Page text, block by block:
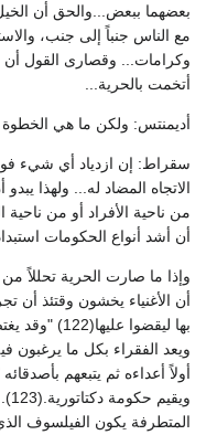
بعضهما ببعض...والحق أن
مع الناس جنباً إلى جنب،
وكرامات... وقصارى القول أن
أتخمت بالحرية...
أديمنتس: ولكن ما هي الخطوة
سقراط: إن ازدياد أي شيء
الاتجاه المضاد له... ولهذا
من ناحية الأفراد أو من ناحية
أن أشد أنواع الحكومات
وإذا ما صارت الحرية تحللاً من
أن الأغنياء يخشون وقتئذ أن
بها ليقضوا
ويعد الفقراء بكل ما
أولاً أعداءه ثم يتبعهم
المتطرفة يكون الفيلسوف